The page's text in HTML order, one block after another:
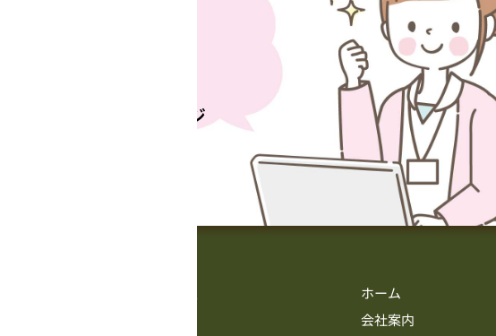
スタッフマイページ
ホーム
会社案内